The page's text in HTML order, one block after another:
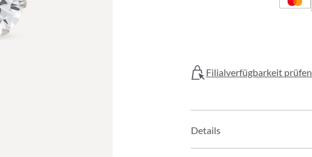
Filialverfügbarkeit prüfen
Details